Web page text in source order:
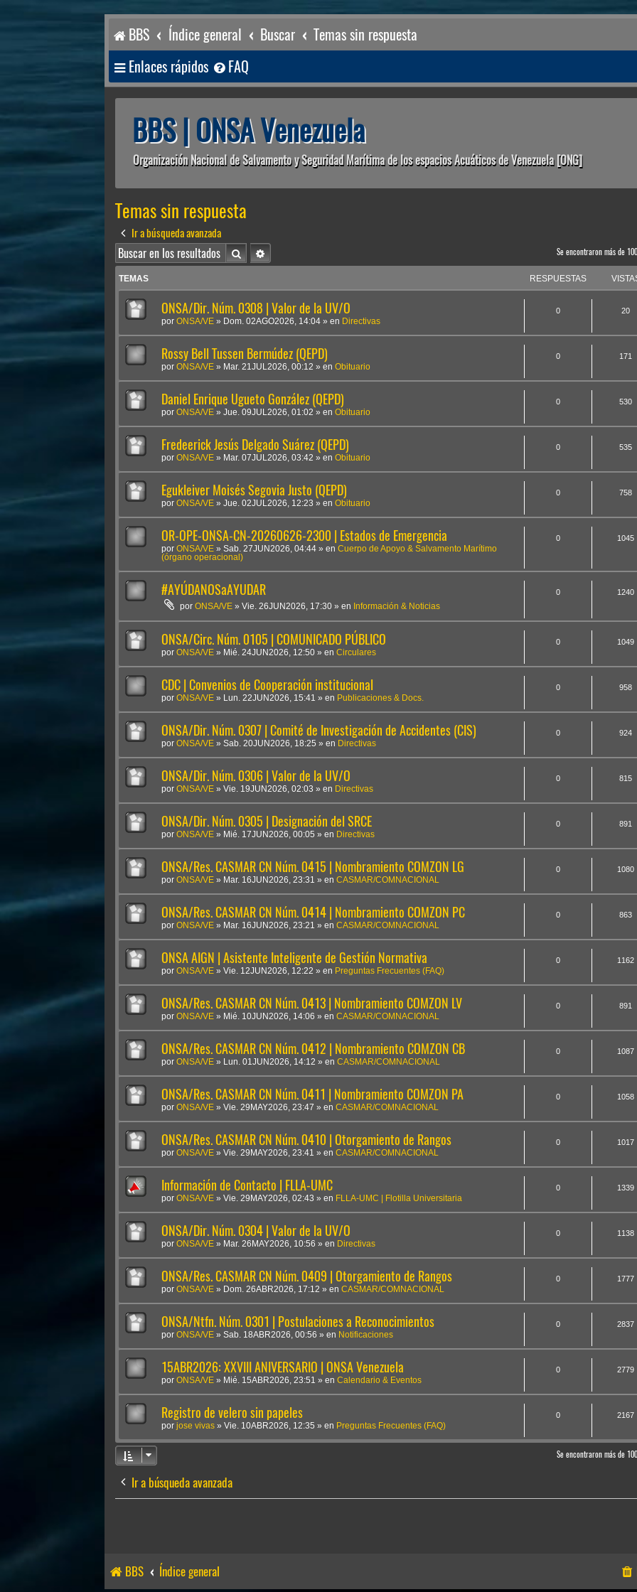
BBS Índice general Buscar Temas sin respuesta
Enlaces rápidos FAQ
BBS | ONSA Venezuela
Organización Nacional de Salvamento y Seguridad Marítima de los espacios Acuáticos de Venezuela [ONG]
Temas sin respuesta
Ir a búsqueda avanzada
BuscarBúsqueda avanzada Se encontraron más de
TEMAS RESPUESTAS
ONSA/Dir. Núm. 0308 | Valor de la UV/O
por ONSA/VE » Dom. 02AGO2026, 14:04 » en Directivas
0 20
Rossy Bell Tussen Bermúdez (QEPD)
por ONSA/VE » Mar. 21JUL2026, 00:12 » en Obituario
0 171
Daniel Enrique Ugueto González (QEPD)
por ONSA/VE » Jue. 09JUL2026, 01:02 » en Obituario
0 530
Fredeerick Jesús Delgado Suárez (QEPD)
por ONSA/VE » Mar. 07JUL2026, 03:42 » en Obituario
0 535
Egukleiver Moisés Segovia Justo (QEPD)
por ONSA/VE » Jue. 02JUL2026, 12:23 » en Obituario
0 758
OR-OPE-ONSA-CN-20260626-2300 | Estados de Emergencia
por ONSA/VE » Sab. 27JUN2026, 04:44 » en Cuerpo de Apoyo & Salvamento Marítimo
(órgano operacional)
0 1045
#AYÚDANOSaAYUDAR
porONSA/VE »Vie. 26JUN2026, 17:30 » en Información & Noticias
0 1240
ONSA/Circ. Núm. 0105 | COMUNICADO PÚBLICO
por ONSA/VE » Mié. 24JUN2026, 12:50 » en Circulares
0 1049
CDC | Convenios de Cooperación institucional
por ONSA/VE » Lun. 22JUN2026, 15:41 » en Publicaciones & Docs.
0 958
ONSA/Dir. Núm. 0307 | Comité de Investigación de Accidentes (CIS)
por ONSA/VE » Sab. 20JUN2026, 18:25 » en Directivas
0 924
ONSA/Dir. Núm. 0306 | Valor de la UV/O
por ONSA/VE » Vie. 19JUN2026, 02:03 » en Directivas
0 815
ONSA/Dir. Núm. 0305 | Designación del SRCE
por ONSA/VE » Mié. 17JUN2026, 00:05 » en Directivas
0 891
ONSA/Res. CASMAR CN Núm. 0415 | Nombramiento COMZON LG
por ONSA/VE » Mar. 16JUN2026, 23:31 » en CASMAR/COMNACIONAL
0 1080
ONSA/Res. CASMAR CN Núm. 0414 | Nombramiento COMZON PC
por ONSA/VE » Mar. 16JUN2026, 23:21 » en CASMAR/COMNACIONAL
0 863
ONSA AIGN | Asistente Inteligente de Gestión Normativa
por ONSA/VE » Vie. 12JUN2026, 12:22 » en Preguntas Frecuentes (FAQ)
0 1162
ONSA/Res. CASMAR CN Núm. 0413 | Nombramiento COMZON LV
por ONSA/VE » Mié. 10JUN2026, 14:06 » en CASMAR/COMNACIONAL
0 891
ONSA/Res. CASMAR CN Núm. 0412 | Nombramiento COMZON CB
por ONSA/VE » Lun. 01JUN2026, 14:12 » en CASMAR/COMNACIONAL
0 1087
ONSA/Res. CASMAR CN Núm. 0411 | Nombramiento COMZON PA
por ONSA/VE » Vie. 29MAY2026, 23:47 » en CASMAR/COMNACIONAL
0 1058
ONSA/Res. CASMAR CN Núm. 0410 | Otorgamiento de Rangos
por ONSA/VE » Vie. 29MAY2026, 23:41 » en CASMAR/COMNACIONAL
0 1017
Información de Contacto | FLLA-UMC
por ONSA/VE » Vie. 29MAY2026, 02:43 » en FLLA-UMC | Flotilla Universitaria
0 1339
ONSA/Dir. Núm. 0304 | Valor de la UV/O
por ONSA/VE » Mar. 26MAY2026, 10:56 » en Directivas
0 1138
ONSA/Res. CASMAR CN Núm. 0409 | Otorgamiento de Rangos
por ONSA/VE » Dom. 26ABR2026, 17:12 » en CASMAR/COMNACIONAL
0 1777
ONSA/Ntfn. Núm. 0301 | Postulaciones a Reconocimientos
por ONSA/VE » Sab. 18ABR2026, 00:56 » en Notificaciones
0 2837
15ABR2026: XXVIII ANIVERSARIO | ONSA Venezuela
por ONSA/VE » Mié. 15ABR2026, 23:51 » en Calendario & Eventos
0 2779
Registro de velero sin papeles
por jose vivas » Vie. 10ABR2026, 12:35 » en Preguntas Frecuentes (FAQ)
0 2167
Se encontraron más de
Ir a búsqueda avanzada
BBS Índice general